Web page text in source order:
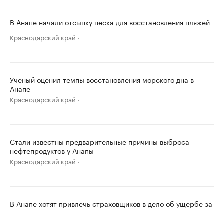
В Анапе начали отсыпку песка для восстановления пляжей
Краснодарский край
Ученый оценил темпы восстановления морского дна в
Анапе
Краснодарский край
Стали известны предварительные причины выброса
нефтепродуктов у Анапы
Краснодарский край
В Анапе хотят привлечь страховщиков в дело об ущербе за